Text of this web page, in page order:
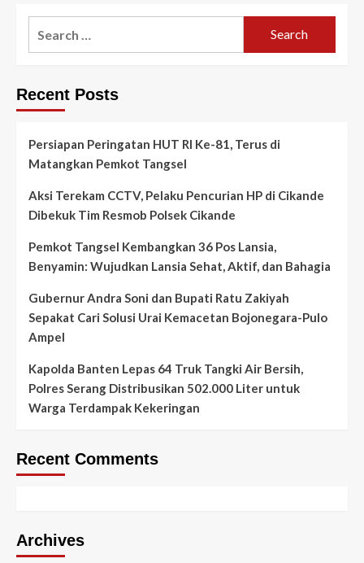
Recent Posts
Persiapan Peringatan HUT RI Ke-81, Terus di
Matangkan Pemkot Tangsel
Aksi Terekam CCTV, Pelaku Pencurian HP di Cikande
Dibekuk Tim Resmob Polsek Cikande
Pemkot Tangsel Kembangkan 36 Pos Lansia,
Benyamin: Wujudkan Lansia Sehat, Aktif, dan Bahagia
Gubernur Andra Soni dan Bupati Ratu Zakiyah
Sepakat Cari Solusi Urai Kemacetan Bojonegara-Pulo
Ampel
Kapolda Banten Lepas 64 Truk Tangki Air Bersih,
Polres Serang Distribusikan 502.000 Liter untuk
Warga Terdampak Kekeringan
Recent Comments
Archives